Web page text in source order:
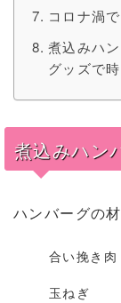
コロナ渦
煮込みハ
グッズで
煮込みハン
ハンバーグの
合い挽き
玉ね